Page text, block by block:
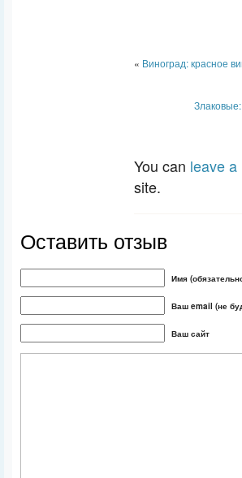
« Виноград: красное
You can leave
site.
Оставить отзыв
Имя
Ваш email (не
Ваш сайт